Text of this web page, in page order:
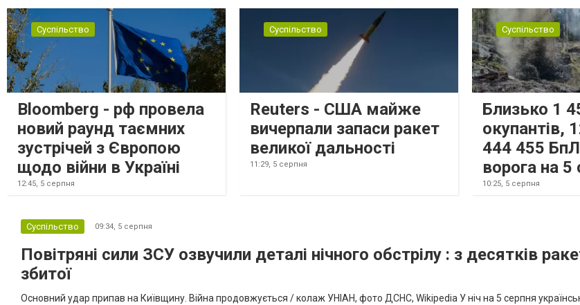
Суспільство
Bloomberg - рф провела
новий раунд таємних
зустрічей з Європою
щодо війни в Україні
12:45, 5 серпня
Суспільство
Reuters - США майже
вичерпали запаси ракет
великої дальності
11:29, 5 серпня
Суспільство
Близько 1
окупантів,
444 455
ворога на 5
10:25, 5 серпня
Суспільство 09:34, 5 серпня
Повітряні сили ЗСУ озвучили деталі нічного обстрілу : з десятків
збитої
Основний удар припав на Київщину. Війна продовжується / колаж УНІАН, фото ДСНС, Wikipedia У ніч на 5 серпня